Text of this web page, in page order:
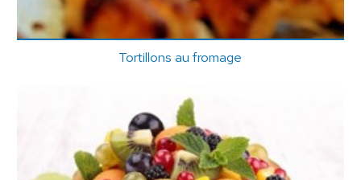
Tortillons au fromage